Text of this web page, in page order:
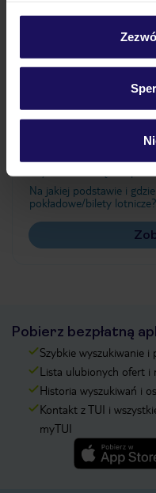
personalizować swój
Szczegółowe
Ważne
Jak zmienić uczestników/
Na jakiej podstawie i
pokładowe/bilety lotnicze?
Pobierz bezpłatną
Szybkie wyszukiwanie i
Lista ulubionych ofert i
Historia wyszukiwań i
Kontakt z TUI i
myTUI